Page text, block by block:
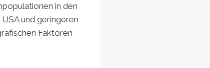
in den
und geringeren
Faktoren